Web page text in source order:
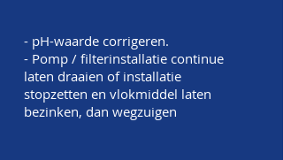
- pH-waarde corrigeren.
- Pomp / filterinstallatie continue
laten draaien of installatie
stopzetten en vlokmiddel laten
bezinken, dan wegzuigen